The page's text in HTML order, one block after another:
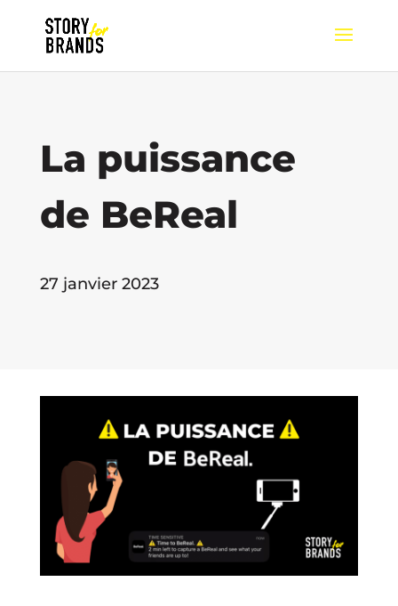
La puissance
de BeReal
27 janvier 2023